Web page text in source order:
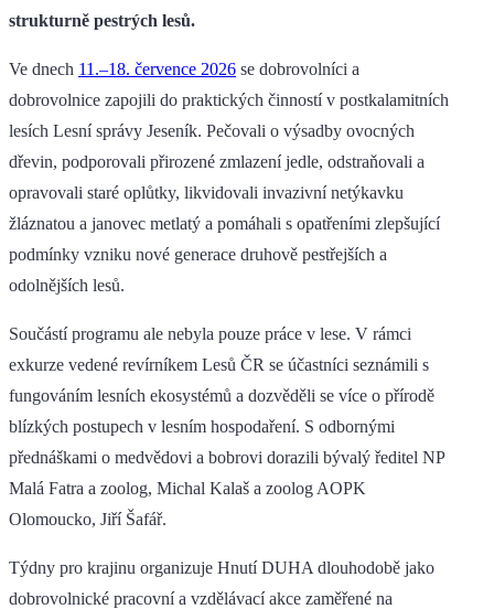
strukturně pestrých lesů.
Ve dnech 11.–18. července 2026 se dobrovolníci a
dobrovolnice zapojili do praktických činností v postkalamitních
lesích Lesní správy Jeseník. Pečovali o výsadby ovocných
dřevin, podporovali přirozené zmlazení jedle, odstraňovali a
opravovali staré oplůtky, likvidovali invazivní netýkavku
žláznatou a janovec metlatý a pomáhali s opatřeními zlepšující
podmínky vzniku nové generace druhově pestřejších a
odolnějších lesů.
Součástí programu ale nebyla pouze práce v lese. V rámci
exkurze vedené revírníkem Lesů ČR se účastníci seznámili s
fungováním lesních ekosystémů a dozvěděli se více o přírodě
blízkých postupech v lesním hospodaření. S odbornými
přednáškami o medvědovi a bobrovi dorazili bývalý ředitel NP
Malá Fatra a zoolog, Michal Kalaš a zoolog AOPK
Olomoucko, Jiří Šafář.
Týdny pro krajinu organizuje Hnutí DUHA dlouhodobě jako
dobrovolnické pracovní a vzdělávací akce zaměřené na